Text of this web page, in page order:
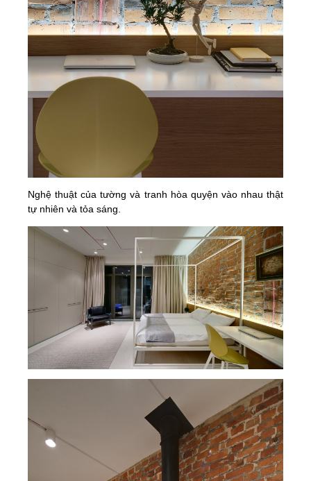
Nghệ thuật của tường và tranh hòa quyện vào nhau thật
tự nhiên và tỏa sáng.